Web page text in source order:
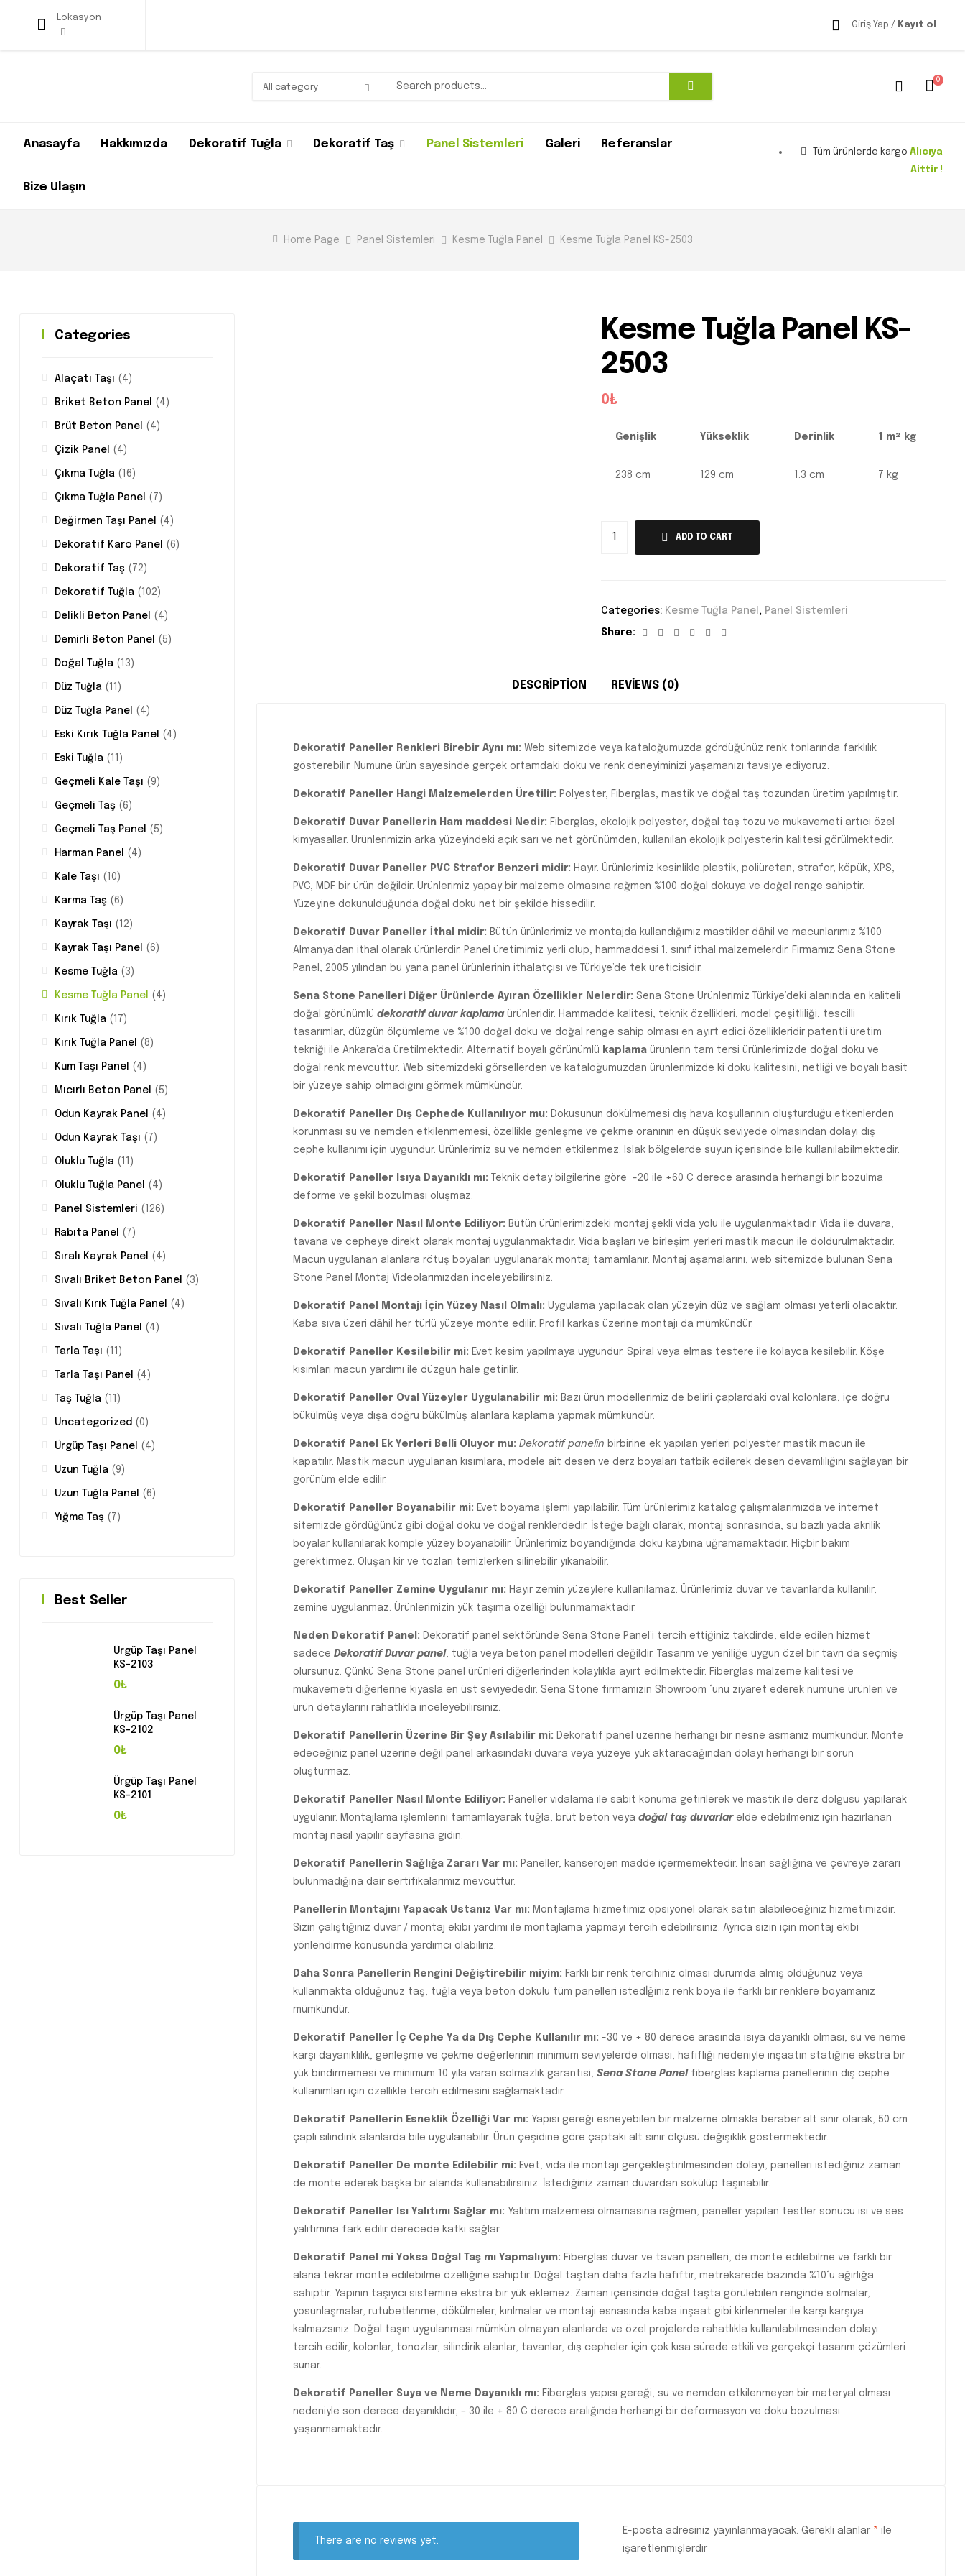
Lokasyon
Giriş Yap / Kayıt ol
All category
0
Anasayfa Hakkımızda Dekoratif Tuğla Dekoratif Taş Panel Sistemleri Galeri Referanslar
Bize Ulaşın
Tüm ürünlerde kargoAlıcıya
Aittir !
Home Page Panel Sistemleri Kesme Tuğla Panel Kesme Tuğla Panel KS-2503
Kesme Tuğla Panel KS-
2503
0₺
Genişlik Yükseklik Derinlik 1 m² kg
238 cm 129 cm 1.3 cm 7 kg
ADD TO CART
Categories: Kesme Tuğla Panel , Panel Sistemleri
Share: Facebook
TwitterLinkedinGoogle+Pinterest
DESCRIPTION REVIEWS (0)
Dekoratif Paneller Renkleri Birebir Aynı mı: Web sitemizde veya kataloğumuzda gördüğünüz renk tonlarında farklılık
gösterebilir. Numune ürün sayesinde gerçek ortamdaki doku ve renk deneyiminizi yaşamanızı tavsiye ediyoruz.
Dekoratif Paneller Hangi Malzemelerden Üretilir: Polyester, Fiberglas, mastik ve doğal taş tozundan üretim yapılmıştır.
Dekoratif Duvar Panellerin Ham maddesi Nedir: Fiberglas, ekolojik polyester, doğal taş tozu ve mukavemeti artıcı özel
kimyasallar. Ürünlerimizin arka yüzeyindeki açık sarı ve net görünümden, kullanılan ekolojik polyesterin kalitesi görülmektedir.
Dekoratif Duvar Paneller PVC Strafor Benzeri midir: Hayır. Ürünlerimiz kesinlikle plastik, poliüretan, strafor, köpük, XPS,
PVC, MDF bir ürün değildir. Ürünlerimiz yapay bir malzeme olmasına rağmen %100 doğal dokuya ve doğal renge sahiptir.
Yüzeyine dokunulduğunda doğal doku net bir şekilde hissedilir.
Dekoratif Duvar Paneller İthal midir: Bütün ürünlerimiz ve montajda kullandığımız mastikler dâhil ve macunlarımız %100
Almanya’dan ithal olarak ürünlerdir. Panel üretimimiz yerli olup, hammaddesi 1. sınıf ithal malzemelerdir. Firmamız Sena Stone
Panel, 2005 yılından bu yana panel ürünlerinin ithalatçısı ve Türkiye’de tek üreticisidir.
Sena Stone Panelleri Diğer Ürünlerde Ayıran Özellikler Nelerdir: Sena Stone Ürünlerimiz Türkiye’deki alanında en kaliteli
doğal görünümlü dekoratif duvar kaplamaürünleridir. Hammadde kalitesi, teknik özellikleri, model çeşitliliği, tescilli
tasarımlar, düzgün ölçümleme ve %100 doğal doku ve doğal renge sahip olması en ayırt edici özellikleridir patentli üretim
tekniği ile Ankara’da üretilmektedir. Alternatif boyalı görünümlü kaplama ürünlerin tam tersi ürünlerimizde doğal doku ve
doğal renk mevcuttur. Web sitemizdeki görsellerden ve kataloğumuzdan ürünlerimizde ki doku kalitesini, netliği ve boyalı basit
bir yüzeye sahip olmadığını görmek mümkündür.
Dekoratif Paneller Dış Cephede Kullanılıyor mu: Dokusunun dökülmemesi dış hava koşullarının oluşturduğu etkenlerden
korunması su ve nemden etkilenmemesi, özellikle genleşme ve çekme oranının en düşük seviyede olmasından dolayı dış
cephe kullanımı için uygundur. Ürünlerimiz su ve nemden etkilenmez. Islak bölgelerde suyun içerisinde bile kullanılabilmektedir.
Dekoratif Paneller Isıya Dayanıklı mı: Teknik detay bilgilerine göre -20 ile +60 C derece arasında herhangi bir bozulma
deforme ve şekil bozulması oluşmaz.
Dekoratif Paneller Nasıl Monte Ediliyor: Bütün ürünlerimizdeki montaj şekli vida yolu ile uygulanmaktadır. Vida ile duvara,
tavana ve cepheye direkt olarak montaj uygulanmaktadır. Vida başları ve birleşim yerleri mastik macun ile doldurulmaktadır.
Macun uygulanan alanlara rötuş boyaları uygulanarak montaj tamamlanır. Montaj aşamalarını, web sitemizde bulunan Sena
Stone Panel Montaj Videolarımızdan inceleyebilirsiniz.
Dekoratif Panel Montajı İçin Yüzey Nasıl Olmalı: Uygulama yapılacak olan yüzeyin düz ve sağlam olması yeterli olacaktır.
Kaba sıva üzeri dâhil her türlü yüzeye monte edilir. Profil karkas üzerine montajı da mümkündür.
Dekoratif Paneller Kesilebilir mi: Evet kesim yapılmaya uygundur. Spiral veya elmas testere ile kolayca kesilebilir. Köşe
kısımları macun yardımı ile düzgün hale getirilir.
Dekoratif Paneller Oval Yüzeyler Uygulanabilir mi: Bazı ürün modellerimiz de belirli çaplardaki oval kolonlara, içe doğru
bükülmüş veya dışa doğru bükülmüş alanlara kaplama yapmak mümkündür.
Dekoratif Panel Ek Yerleri Belli Oluyor mu: Dekoratif panelin birbirine ek yapılan yerleri polyester mastik macun ile
kapatılır. Mastik macun uygulanan kısımlara, modele ait desen ve derz boyaları tatbik edilerek desen devamlılığını sağlayan bir
görünüm elde edilir.
Dekoratif Paneller Boyanabilir mi: Evet boyama işlemi yapılabilir. Tüm ürünlerimiz katalog çalışmalarımızda ve internet
sitemizde gördüğünüz gibi doğal doku ve doğal renklerdedir. İsteğe bağlı olarak, montaj sonrasında, su bazlı yada akrilik
boyalar kullanılarak komple yüzey boyanabilir. Ürünlerimiz boyandığında doku kaybına uğramamaktadır. Hiçbir bakım
gerektirmez. Oluşan kir ve tozları temizlerken silinebilir yıkanabilir.
Dekoratif Paneller Zemine Uygulanır mı: Hayır zemin yüzeylere kullanılamaz. Ürünlerimiz duvar ve tavanlarda kullanılır,
zemine uygulanmaz. Ürünlerimizin yük taşıma özelliği bulunmamaktadır.
Neden Dekoratif Panel: Dekoratif panel sektöründe Sena Stone Panel’i tercih ettiğiniz takdirde, elde edilen hizmet
sadece Dekoratif Duvar panel, tuğla veya beton panel modelleri değildir. Tasarım ve yeniliğe uygun özel bir tavrı da seçmiş
olursunuz. Çünkü Sena Stone panel ürünleri diğerlerinden kolaylıkla ayırt edilmektedir. Fiberglas malzeme kalitesi ve
mukavemeti diğerlerine kıyasla en üst seviyededir. Sena Stone firmamızın Showroom ‘unu ziyaret ederek numune ürünleri ve
ürün detaylarını rahatlıkla inceleyebilirsiniz.
Dekoratif Panellerin Üzerine Bir Şey Asılabilir mi: Dekoratif panel üzerine herhangi bir nesne asmanız mümkündür. Monte
edeceğiniz panel üzerine değil panel arkasındaki duvara veya yüzeye yük aktaracağından dolayı herhangi bir sorun
oluşturmaz.
Dekoratif Paneller Nasıl Monte Ediliyor: Paneller vidalama ile sabit konuma getirilerek ve mastik ile derz dolgusu yapılarak
uygulanır. Montajlama işlemlerini tamamlayarak tuğla, brüt beton veya doğal taş duvarlar elde edebilmeniz için hazırlanan
montaj nasıl yapılır sayfasına gidin.
Dekoratif Panellerin Sağlığa Zararı Var mı: Paneller, kanserojen madde içermemektedir. İnsan sağlığına ve çevreye zararı
bulunmadığına dair sertifikalarımız mevcuttur.
Panellerin Montajını Yapacak Ustanız Var mı: Montajlama hizmetimiz opsiyonel olarak satın alabileceğiniz hizmetimizdir.
Sizin çalıştığınız duvar / montaj ekibi yardımı ile montajlama yapmayı tercih edebilirsiniz. Ayrıca sizin için montaj ekibi
yönlendirme konusunda yardımcı olabiliriz.
Daha Sonra Panellerin Rengini Değiştirebilir miyim: Farklı bir renk tercihiniz olması durumda almış olduğunuz veya
kullanmakta olduğunuz taş, tuğla veya beton dokulu tüm panelleri istedİğiniz renk boya ile farklı bir renklere boyamanız
mümkündür.
Dekoratif Paneller İç Cephe Ya da Dış Cephe Kullanılır mı: -30 ve + 80 derece arasında ısıya dayanıklı olması, su ve neme
karşı dayanıklılık, genleşme ve çekme değerlerinin minimum seviyelerde olması, hafifliği nedeniyle inşaatın statiğine ekstra bir
yük bindirmemesi ve minimum 10 yıla varan solmazlık garantisi, Sena Stone Panel fiberglas kaplama panellerinin dış cephe
kullanımları için özellikle tercih edilmesini sağlamaktadır.
Dekoratif Panellerin Esneklik Özelliği Var mı: Yapısı gereği esneyebilen bir malzeme olmakla beraber alt sınır olarak, 50 cm
çaplı silindirik alanlarda bile uygulanabilir. Ürün çeşidine göre çaptaki alt sınır ölçüsü değişiklik göstermektedir.
Dekoratif Paneller De monte Edilebilir mi: Evet, vida ile montajı gerçekleştirilmesinden dolayı, panelleri istediğiniz zaman
de monte ederek başka bir alanda kullanabilirsiniz. İstediğiniz zaman duvardan sökülüp taşınabilir.
Dekoratif Paneller Isı Yalıtımı Sağlar mı: Yalıtım malzemesi olmamasına rağmen, paneller yapılan testler sonucu ısı ve ses
yalıtımına fark edilir derecede katkı sağlar.
Dekoratif Panel mi Yoksa Doğal Taş mı Yapmalıyım: Fiberglas duvar ve tavan panelleri, de monte edilebilme ve farklı bir
alana tekrar monte edilebilme özelliğine sahiptir. Doğal taştan daha fazla hafiftir, metrekarede bazında %10‘u ağırlığa
sahiptir. Yapının taşıyıcı sistemine ekstra bir yük eklemez. Zaman içerisinde doğal taşta görülebilen renginde solmalar,
yosunlaşmalar, rutubetlenme, dökülmeler, kırılmalar ve montajı esnasında kaba inşaat gibi kirlenmeler ile karşı karşıya
kalmazsınız. Doğal taşın uygulanması mümkün olmayan alanlarda ve özel projelerde rahatlıkla kullanılabilmesinden dolayı
tercih edilir, kolonlar, tonozlar, silindirik alanlar, tavanlar, dış cepheler için çok kısa sürede etkili ve gerçekçi tasarım çözümleri
sunar.
Dekoratif Paneller Suya ve Neme Dayanıklı mı: Fiberglas yapısı gereği, su ve nemden etkilenmeyen bir materyal olması
nedeniyle son derece dayanıklıdır, – 30 ile + 80 C derece aralığında herhangi bir deformasyon ve doku bozulması
yaşanmamaktadır.
There are no reviews yet.
E-posta adresiniz yayınlanmayacak. Gerekli alanlar * ile
işaretlenmişlerdir
Categories
Alaçatı Taşı (4)
Briket Beton Panel (4)
Brüt Beton Panel (4)
Çizik Panel (4)
Çıkma Tuğla (16)
Çıkma Tuğla Panel (7)
Değirmen Taşı Panel (4)
Dekoratif Karo Panel (6)
Dekoratif Taş (72)
Dekoratif Tuğla (102)
Delikli Beton Panel (4)
Demirli Beton Panel (5)
Doğal Tuğla (13)
Düz Tuğla (11)
Düz Tuğla Panel (4)
Eski Kırık Tuğla Panel (4)
Eski Tuğla (11)
Geçmeli Kale Taşı (9)
Geçmeli Taş (6)
Geçmeli Taş Panel (5)
Harman Panel (4)
Kale Taşı (10)
Karma Taş (6)
Kayrak Taşı (12)
Kayrak Taşı Panel (6)
Kesme Tuğla (3)
Kesme Tuğla Panel (4)
Kırık Tuğla (17)
Kırık Tuğla Panel (8)
Kum Taşı Panel (4)
Mıcırlı Beton Panel (5)
Odun Kayrak Panel (4)
Odun Kayrak Taşı (7)
Oluklu Tuğla (11)
Oluklu Tuğla Panel (4)
Panel Sistemleri (126)
Rabıta Panel (7)
Sıralı Kayrak Panel (4)
Sıvalı Briket Beton Panel (3)
Sıvalı Kırık Tuğla Panel (4)
Sıvalı Tuğla Panel (4)
Tarla Taşı (11)
Tarla Taşı Panel (4)
Taş Tuğla (11)
Uncategorized (0)
Ürgüp Taşı Panel (4)
Uzun Tuğla (9)
Uzun Tuğla Panel (6)
Yığma Taş (7)
Best Seller
Ürgüp Taşı Panel
KS-2103
0₺
Ürgüp Taşı Panel
KS-2102
0₺
Ürgüp Taşı Panel
KS-2101
0₺